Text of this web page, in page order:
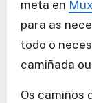
meta en
para as
todo o
camiñada
Os camiños